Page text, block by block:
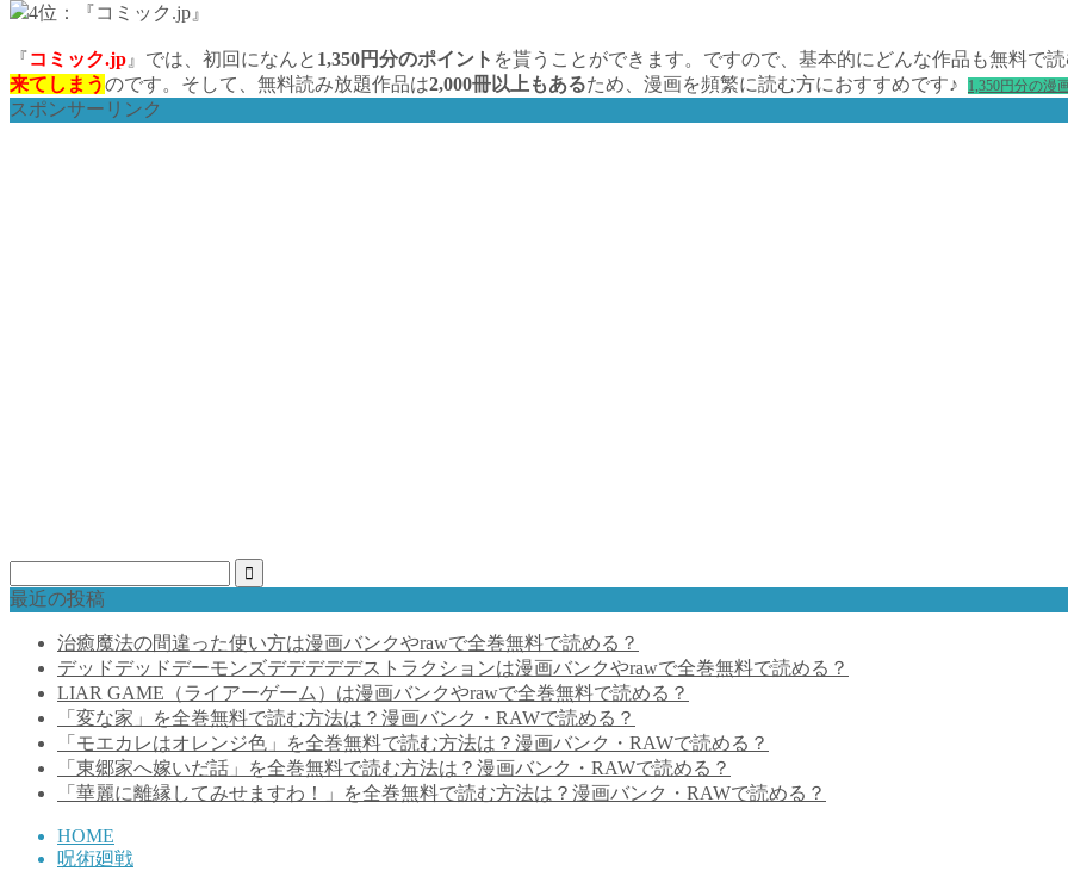
4位：『コミック.jp』
『コミック.jp 』では、初回になんと 1,350円分のポイント を貰うことができます。ですので、基本的にどんな作品も無料で読
来てしまうのです。そして、無料読み放題作品は2,000冊以上もあるため、漫画を頻繁に読む方におすすめです♪ 1,350円分の漫
スポンサーリンク
最近の投稿
治癒魔法の間違った使い方は漫画バンクやrawで全巻無料で読める？
デッドデッドデーモンズデデデデデストラクションは漫画バンクやrawで全巻無料で読める？
LIAR GAME（ライアーゲーム）は漫画バンクやrawで全巻無料で読める？
「変な家」を全巻無料で読む方法は？漫画バンク・RAWで読める？
「モエカレはオレンジ色」を全巻無料で読む方法は？漫画バンク・RAWで読める？
「東郷家へ嫁いだ話」を全巻無料で読む方法は？漫画バンク・RAWで読める？
「華麗に離縁してみせますわ！」を全巻無料で読む方法は？漫画バンク・RAWで読める？
HOME
呪術廻戦